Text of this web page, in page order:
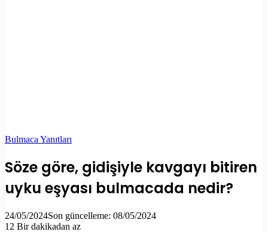
Bulmaca Yanıtları
Söze göre, gidişiyle kavgayı bitiren
uyku eşyası bulmacada nedir?
24/05/2024Son güncelleme: 08/05/2024
12 Bir dakikadan az